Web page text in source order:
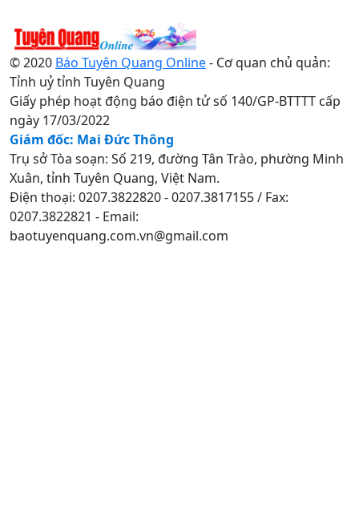
© 2020 Báo Tuyên Quang Online- Cơ quan chủ quản:
Tỉnh uỷ tỉnh Tuyên Quang
Giấy phép hoạt động báo điện tử số 140/GP-BTTTT cấp
ngày 17/03/2022
Giám đốc: Mai Đức Thông
Trụ sở Tòa soạn: Số 219, đường Tân Trào, phường Minh
Xuân, tỉnh Tuyên Quang, Việt Nam.
Điện thoại: 0207.3822820 - 0207.3817155 / Fax:
0207.3822821 - Email:
baotuyenquang.com.vn@gmail.com